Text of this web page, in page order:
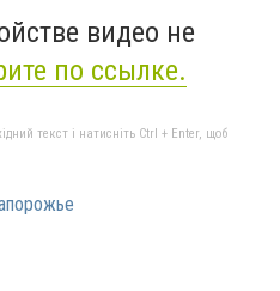
видео не
по ссылке.
текст і натисніть Ctrl + Enter, щоб